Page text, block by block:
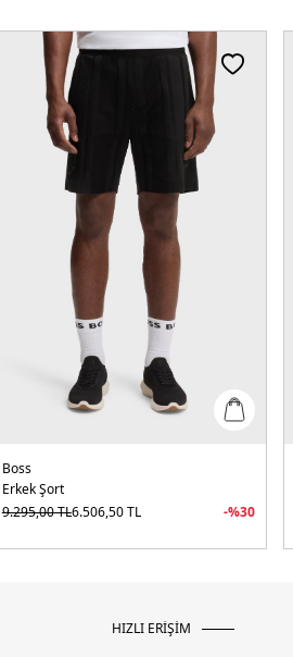
Boss
Erkek Şort
9.295,00TL6.506,50TL -%30
HIZLI ERİŞİM